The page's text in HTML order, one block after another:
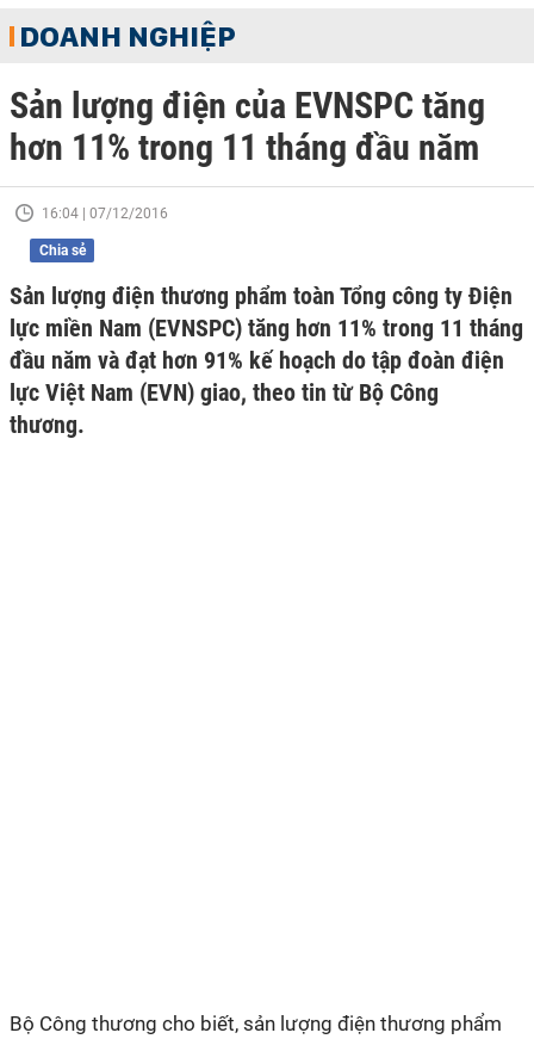
DOANH NGHIỆP
Sản lượng điện của EVNSPC tăng
hơn 11% trong 11 tháng đầu năm
16:04 | 07/12/2016
Chia sẻ
Sản lượng điện thương phẩm toàn Tổng công ty Điện
lực miền Nam (EVNSPC) tăng hơn 11% trong 11 tháng
đầu năm và đạt hơn 91% kế hoạch do tập đoàn điện
lực Việt Nam (EVN) giao, theo tin từ Bộ Công
thương.
Bộ Công thương cho biết, sản lượng điện thương phẩm